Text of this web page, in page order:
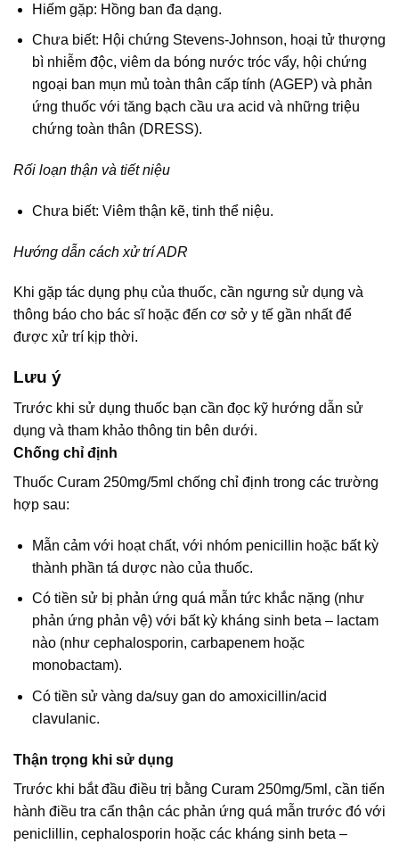
Hiếm gặp: Hồng ban đa dạng.
Chưa biết: Hội chứng Stevens-Johnson, hoại tử thượng
bì nhiễm độc, viêm da bóng nước tróc vẩy, hội chứng
ngoại ban mụn mủ toàn thân cấp tính (AGEP) và phản
ứng thuốc với tăng bạch cầu ưa acid và những triệu
chứng toàn thân (DRESS).
Rối loạn thận và tiết niệu
Chưa biết: Viêm thận kẽ, tinh thể niệu.
Hướng dẫn cách xử trí ADR
Khi gặp tác dụng phụ của thuốc, cần ngưng sử dụng và
thông báo cho bác sĩ hoặc đến cơ sở y tế gần nhất để
được xử trí kịp thời.
Lưu ý
Trước khi sử dụng thuốc bạn cần đọc kỹ hướng dẫn sử
dụng và tham khảo thông tin bên dưới.
Chống chỉ định
Thuốc Curam 250mg/5ml chống chỉ định trong các trường
hợp sau:
Mẫn cảm với hoạt chất, với nhóm penicillin hoặc bất kỳ
thành phần tá dược nào của thuốc.
Có tiền sử bị phản ứng quá mẫn tức khắc nặng (như
phản ứng phản vệ) với bất kỳ kháng sinh beta – lactam
nào (như cephalosporin, carbapenem hoặc
monobactam).
Có tiền sử vàng da/suy gan do amoxicillin/acid
clavulanic.
Thận trọng khi sử dụng
Trước khi bắt đầu điều trị bằng Curam 250mg/5ml, cần tiến
hành điều tra cẩn thận các phản ứng quá mẫn trước đó với
peniclillin, cephalosporin hoặc các kháng sinh beta –